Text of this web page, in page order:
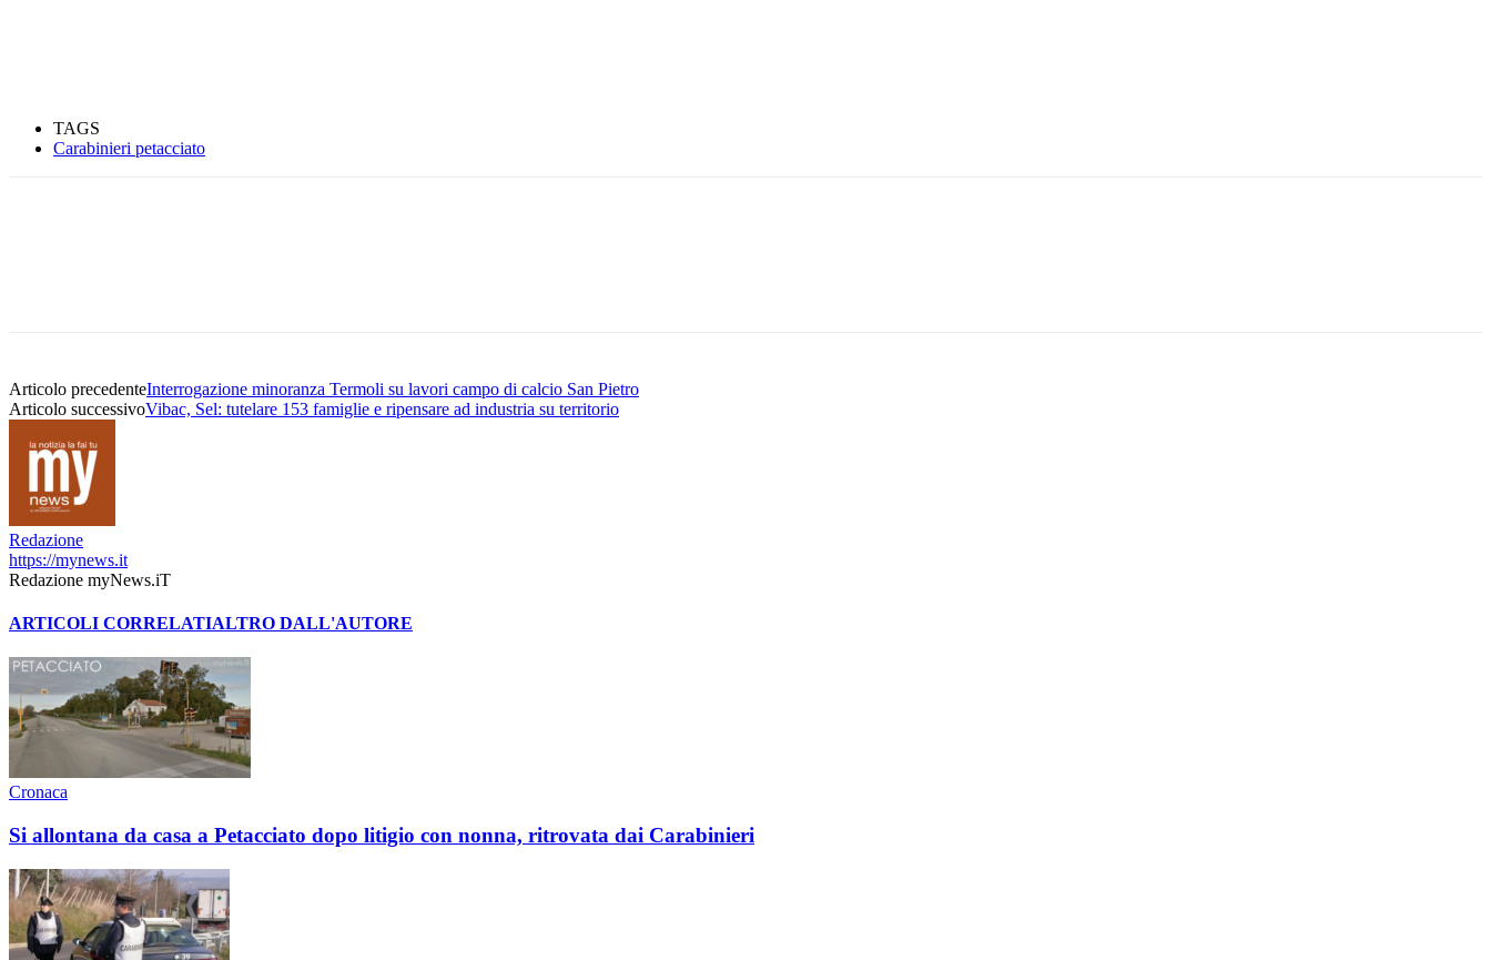
TAGS
Carabinieri petacciato
Articolo precedenteInterrogazione minoranza Termoli su lavori campo di calcio San Pietro
Articolo successivoVibac, Sel: tutelare 153 famiglie e ripensare ad industria su territorio
Redazione
https://mynews.it
Redazione myNews.iT
ARTICOLI CORRELATIALTRO DALL'AUTORE
Cronaca
Si allontana da casa a Petacciato dopo litigio con nonna, ritrovata dai Carabinieri